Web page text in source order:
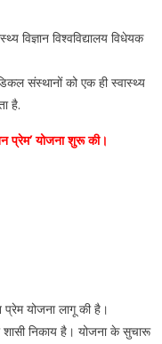
विज्ञान विश्वविद्यालय विधेयक
संस्थानों को एक ही स्वास्थ्य
है.
प्रेम’ योजना शुरू की।
योजना लागू की है।
निकाय है। योजना के सुचारू